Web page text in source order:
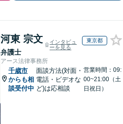
河東 宗文
弁護士
インタビュ
ーを見る
東京都
アース法律事務所
千歳市
からも相
談受付中
面談方法(対面・
電話・ビデオな
ど)は応相談
営業時間：09:
00~21:00（土
日祝日）